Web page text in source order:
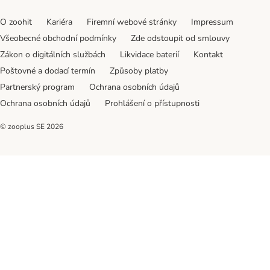
O zoohit Kariéra Firemní webové stránky
Impressum
Všeobecné obchodní podmínky
Zde odstoupit od smlouvy
Zákon o digitálních službách
Likvidace baterií
Kontakt
Poštovné a dodací termín
Způsoby platby
Partnerský program
Ochrana osobních údajů
Ochrana osobních údajů
Prohlášení o přístupnosti
© zooplus SE 2026